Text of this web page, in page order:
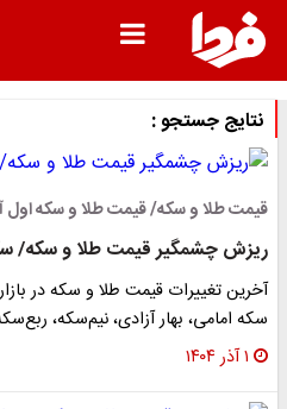
نتایج جستجو :
قیمت طلا و سکه/ قیمت طلا و سکه اول
ریزش چشمگیر قیمت طلا و سکه/
آخرین تغییرات قیمت طلا و سکه در بازار
سکه امامی، بهار آزادی، نیم‌سکه،
۱ آذر ۱۴۰۴